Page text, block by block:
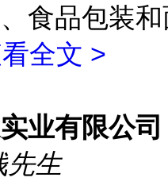
食品包装和
全文 >
业有限公司
先生